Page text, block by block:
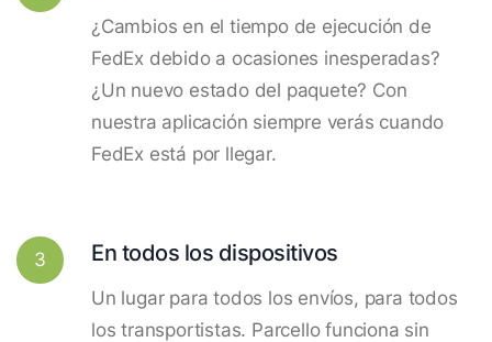
¿Cambios en el tiempo de ejecución de
FedEx debido a ocasiones inesperadas?
¿Un nuevo estado del paquete? Con
nuestra aplicación siempre verás cuando
FedEx está por llegar.
3 En todos los dispositivos
Un lugar para todos los envíos, para todos
los transportistas. Parcello funciona sin